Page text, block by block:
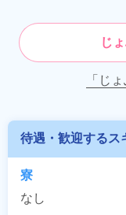
じ
「じ
待遇・歓迎するス
寮
なし